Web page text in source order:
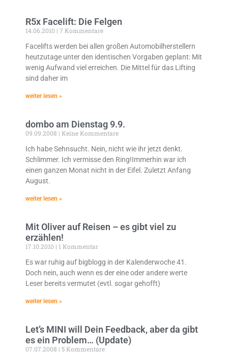
R5x Facelift: Die Felgen
14.06.2010
7 Kommentare
Facelifts werden bei allen großen Automobilherstellern
heutzutage unter den identischen Vorgaben geplant: Mit
wenig Aufwand viel erreichen. Die Mittel für das Lifting
sind daher im
weiter lesen »
dombo am Dienstag 9.9.
09.09.2008
Keine Kommentare
Ich habe Sehnsucht. Nein, nicht wie ihr jetzt denkt.
Schlimmer. Ich vermisse den Ring!Immerhin war ich
einen ganzen Monat nicht in der Eifel. Zuletzt Anfang
August.
weiter lesen »
Mit Oliver auf Reisen – es gibt viel zu
erzählen!
17.10.2010
1 Kommentar
Es war ruhig auf bigblogg in der Kalenderwoche 41.
Doch nein, auch wenn es der eine oder andere werte
Leser bereits vermutet (evtl. sogar gehofft)
weiter lesen »
Let’s MINI will Dein Feedback, aber da gibt
es ein Problem… (Update)
07.07.2008
5 Kommentare